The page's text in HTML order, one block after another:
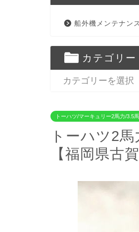
船外機メンテナン
カテゴリー
トーハツ/マーキュリー2馬力/3.5
トーハツ2
【福岡県古